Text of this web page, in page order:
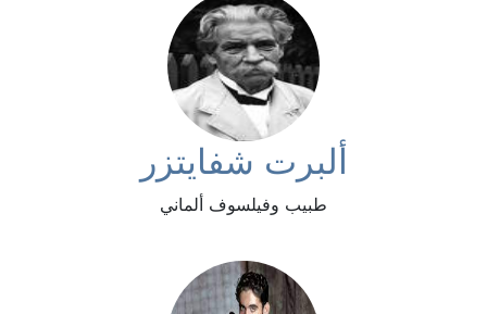
ألبرت شفايتزر
طبيب وفيلسوف ألماني